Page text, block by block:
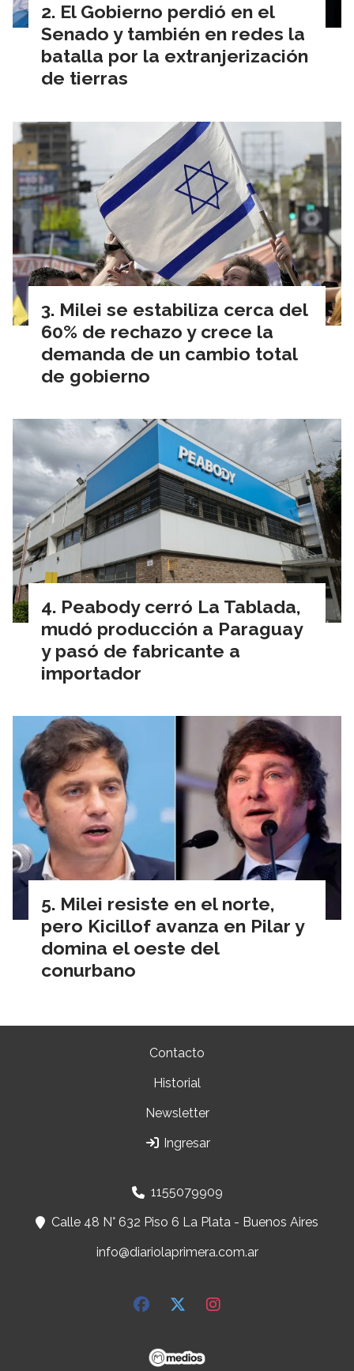
El Gobierno perdió en el
Senado y también en redes la
batalla por la extranjerización
de tierras
Milei se estabiliza cerca del
60% de rechazo y crece la
demanda de un cambio total
de gobierno
Peabody cerró La Tablada,
mudó producción a Paraguay
y pasó de fabricante a
importador
Milei resiste en el norte,
pero Kicillof avanza en Pilar y
domina el oeste del
conurbano
Contacto
Historial
Newsletter
Ingresar
1155079909
Calle 48 N° 632 Piso 6 La Plata - Buenos Aires
info@diariolaprimera.com.ar